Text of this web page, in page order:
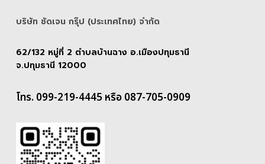
บริษัท ชัดเจน กรุ๊ป (ประเทศไทย) จํากัด
62/132 หมู่ที่ 2 ตำบลบ้านฉาง อ.เมืองปทุมธานี
จ.ปทุมธานี 12000
โทร. 099-219-4445 หรือ 087-705-0909